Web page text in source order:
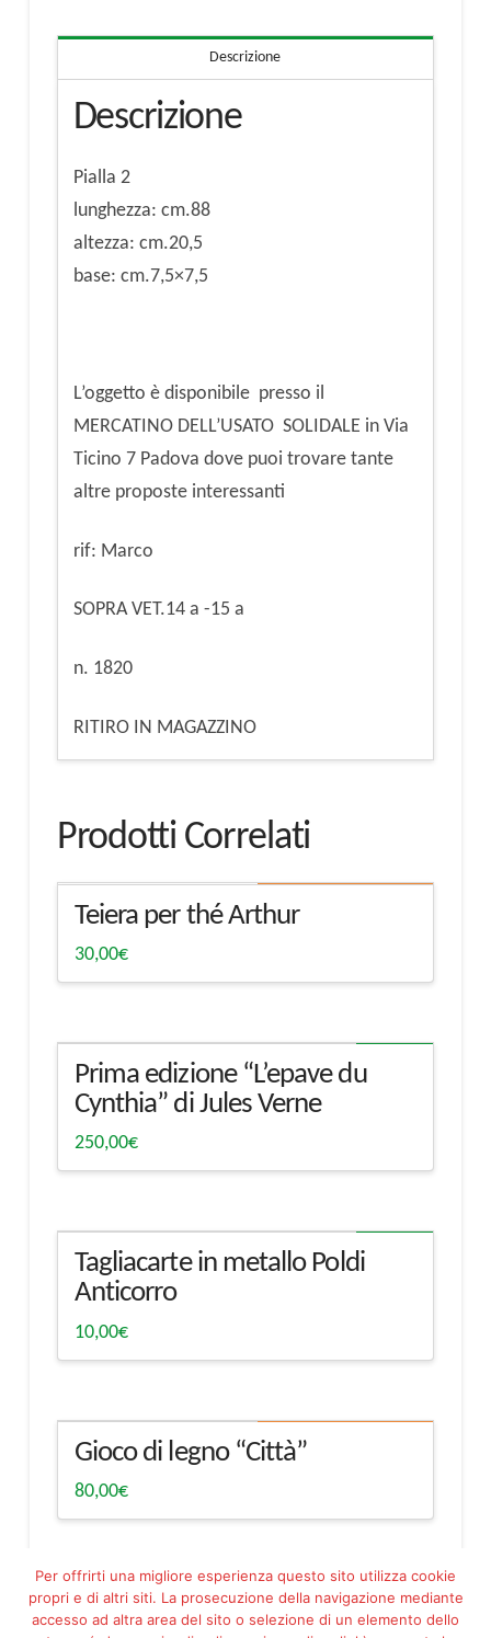
Descrizione
Descrizione
Pialla 2
lunghezza: cm.88
altezza: cm.20,5
base: cm.7,5×7,5
L’oggetto è disponibile presso il
MERCATINO DELL’USATO SOLIDALE in Via
Ticino 7 Padova dove puoi trovare tante
altre proposte interessanti
rif: Marco
SOPRA VET.14 a -15 a
n. 1820
RITIRO IN MAGAZZINO
Prodotti Correlati
Teiera per thé Arthur
30,00€
Prima edizione “L’epave du
Cynthia” di Jules Verne
250,00€
Tagliacarte in metallo Poldi
Anticorro
10,00€
Gioco di legno “Città”
80,00€
Per offrirti una migliore esperienza questo sito utilizza cookie
propri e di altri siti. La prosecuzione della navigazione mediante
accesso ad altra area del sito o selezione di un elemento dello